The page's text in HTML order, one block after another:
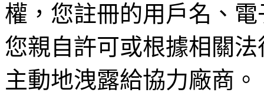
權，您註冊的用戶名、
您親自許可或根據相關
主動地洩露給協力廠商。